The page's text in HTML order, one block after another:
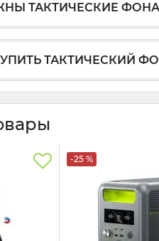
ТАКТИЧЕСКИЕ
ТАКТИЧЕСКИЙ
-25 %